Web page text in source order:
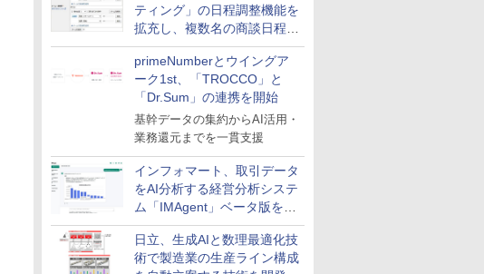
ティング」の日程調整機能を
拡充し、複数名の商談日程調
整を効率化
primeNumberとウイングア
ーク1st、「TROCCO」と
「Dr.Sum」の連携を開始
基幹データの集約からAI活用・
業務還元までを一貫支援
インフォマート、取引データ
をAI分析する経営分析システ
ム「IMAgent」ベータ版を提
供
日立、生成AIと数理最適化技
術で製造業の生産ライン構成